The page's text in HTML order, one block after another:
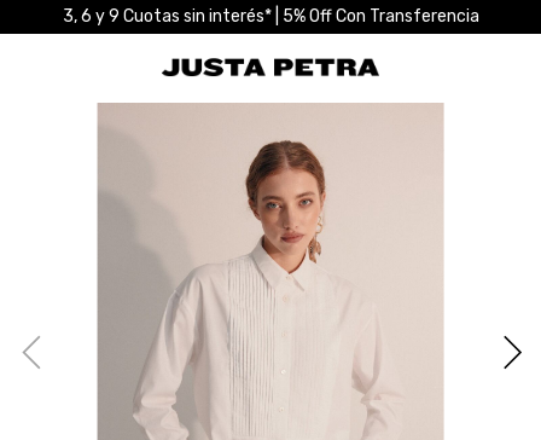
3, 6 y 9 Cuotas sin interés* | 5% Off Con Transferencia